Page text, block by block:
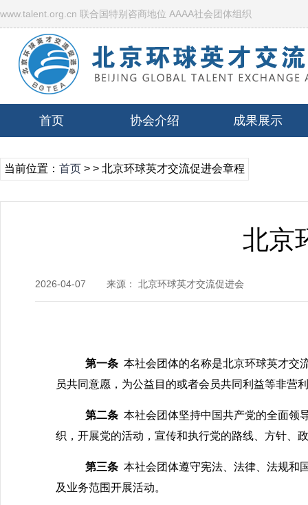
www.talent.org.cn 联合国特别咨商地位 AAAA社会团体组织
首页 协会介绍 成果展示
当前位置： 首页 > > 北京环球英才交流促进会章程
北京
2026-04-07 来源： 北京环球英才交流促进会
第一条 本社会团体的名称是北京环球英才交
员共同意愿，为公益目的或者会员共同利益等非营
第二条 本社会团体坚持中国共产党的全面领
织，开展党的活动 ，宣传和执行党的路线、方针、
第三条 本社会团体遵守宪法、法律、法规和
及业务范围开展活动。